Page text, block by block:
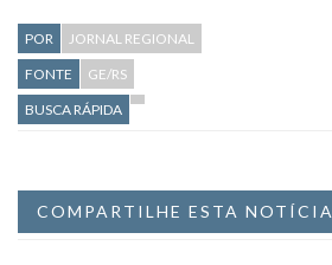
POR
JORNAL REGIONAL
FONTE
GE/RS
BUSCA RÁPIDA
COMPARTILHE ESTA NOTÍCIA